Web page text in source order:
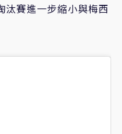
汰賽進一步縮小與梅西